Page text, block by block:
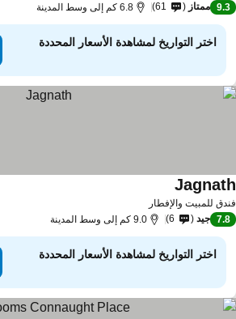
9.3 ممتاز 61 6.8 كم إلى وسط المدينة
اختر التواريخ لمشاهدة الأسعار المحددة
للمبيت والإفطار
مشاهدة الأسعار
7.8 جيد 6 9.0 كم إلى وسط المدينة
اختر التواريخ لمشاهدة الأسعار المحددة